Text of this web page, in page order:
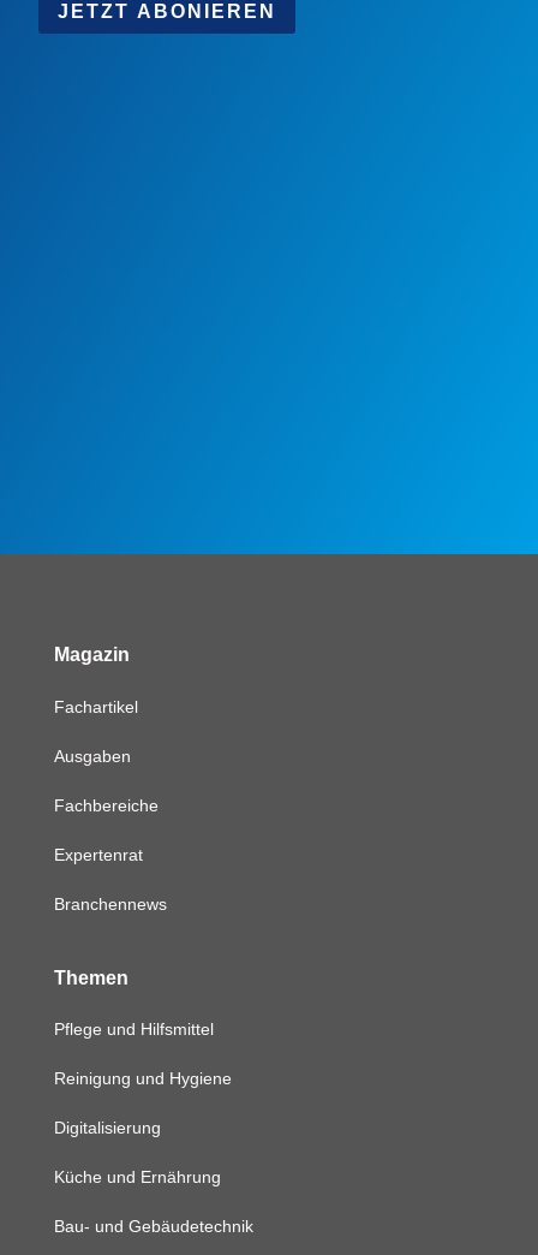
JETZT ABONIEREN
Magazin
Fachartikel
Ausgaben
Fachbereiche
Expertenrat
Branchennews
Themen
Pflege und Hilfsmittel
Reinigung und Hygiene
Digitalisierung
Küche und Ernährung
Bau- und Gebäudetechnik